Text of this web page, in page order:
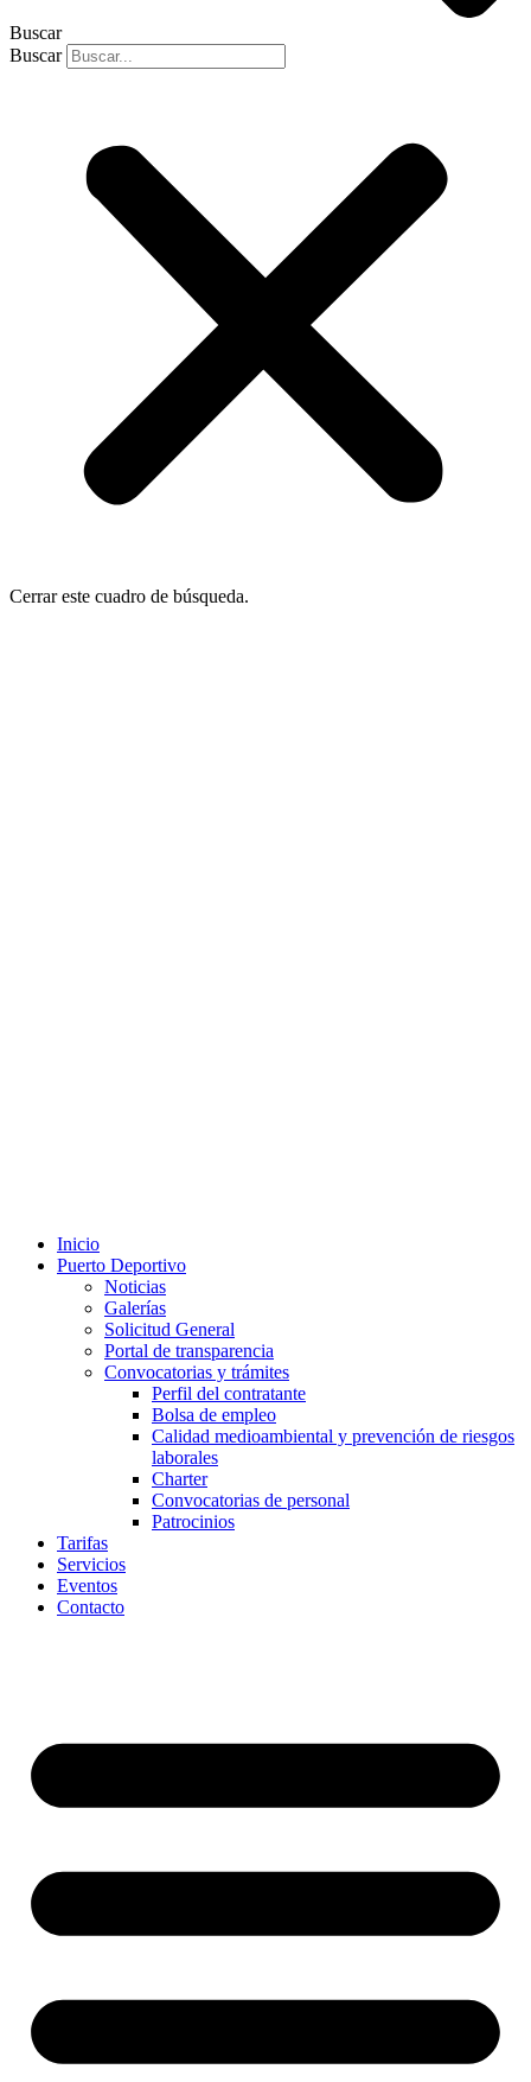
Buscar
Buscar
Cerrar este cuadro de búsqueda.
Inicio
Puerto Deportivo
Noticias
Galerías
Solicitud General
Portal de transparencia
Convocatorias y trámites
Perfil del contratante
Bolsa de empleo
Calidad medioambiental y prevención de riesgos
laborales
Charter
Convocatorias de personal
Patrocinios
Tarifas
Servicios
Eventos
Contacto